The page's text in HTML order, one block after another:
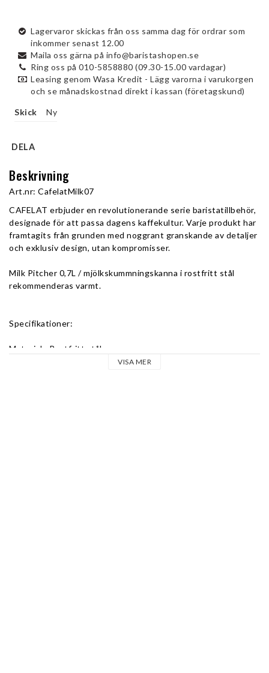
Lagervaror skickas från oss samma dag för ordrar som
inkommer senast 12.00
Maila oss gärna på info@baristashopen.se
Ring oss på 010-5858880 (09.30-15.00 vardagar)
Leasing genom Wasa Kredit - Lägg varorna i varukorgen
och se månadskostnad direkt i kassan (företagskund)
Skick Ny
DELA
Beskrivning
Art.nr: CafelatMilk07
CAFELAT erbjuder en revolutionerande serie baristatillbehör,
designade för att passa dagens kaffekultur. Varje produkt har
framtagits från grunden med noggrant granskande av detaljer
och exklusiv design, utan kompromisser.
Milk Pitcher 0,7L / mjölkskummningskanna i rostfritt stål
rekommenderas varmt.
Specifikationer:
Material : Rostfritt stål
VISA MER